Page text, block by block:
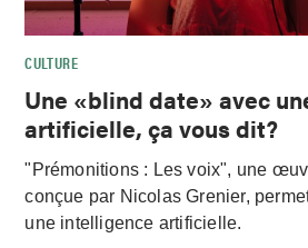
CULTURE
Une «blind date» avec
artificielle, ça vous dit?
"Prémonitions : Les voix", une
conçue par Nicolas Grenier,
une intelligence artificielle.